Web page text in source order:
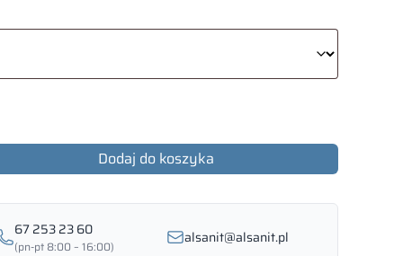
Dodaj do koszyka
67 253 23 60
(pn-pt 8:00 – 16:00) alsanit@alsanit.pl